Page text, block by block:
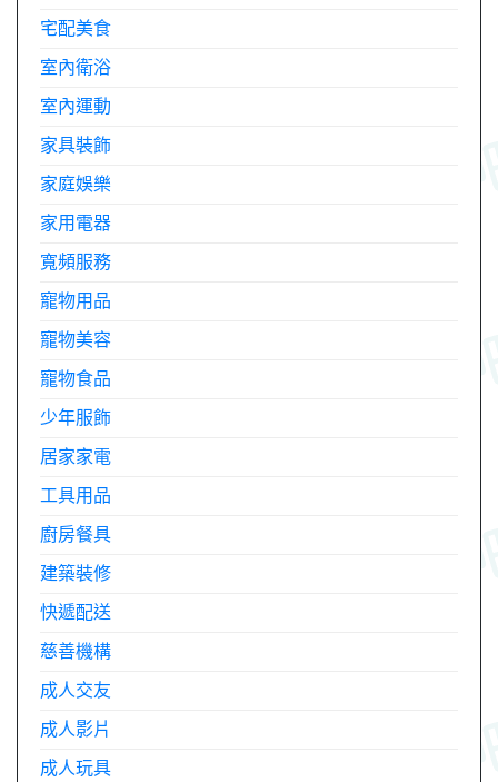
宅配美食
室內衛浴
室內運動
家具裝飾
家庭娛樂
家用電器
寬頻服務
寵物用品
寵物美容
寵物食品
少年服飾
居家家電
工具用品
廚房餐具
建築裝修
快遞配送
慈善機構
成人交友
成人影片
成人玩具